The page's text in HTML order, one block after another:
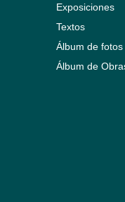
Exposiciones
Textos
Álbum de fotos
Álbum de